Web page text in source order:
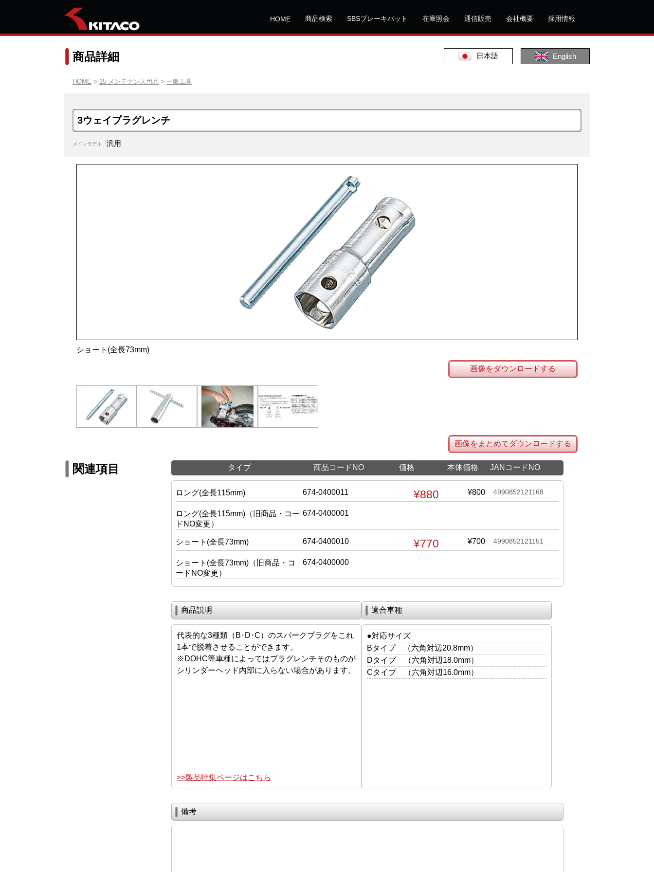
HOME 商品検索 SBSブレーキパット 在庫照会 通信販売 会社概要 採用情報
日本語 English
商品詳細
HOME > 15-メンテナンス用品 > 一般工具
3ウェイプラグレンチ
メインモデル 汎用
ショート(全長73mm)
画像をダウンロードする
画像をまとめてダウンロードする
関連項目 タイプ 商品コードNO 価格 本体価格 JANコードNO
ロング(全長115mm) 674-0400011 ¥880 ¥800 4990852121168
ロング(全長115mm)（旧商品・コー
ドNO変更）
674-0400001
ショート(全長73mm) 674-0400010 ¥770 ¥700 4990852121151
ショート(全長73mm)（旧商品・コ
ードNO変更）
674-0400000
商品説明
代表的な3種類（B･D･C）のスパークプラグをこれ
1本で脱着させることができます。
※DOHC等車種によってはプラグレンチそのものが
シリンダーヘッド内部に入らない場合があります。
>>製品特集ページはこちら
適合車種
●対応サイズ
Bタイプ （六角対辺20.8mm）
Dタイプ （六角対辺18.0mm）
Cタイプ （六角対辺16.0mm）
備考